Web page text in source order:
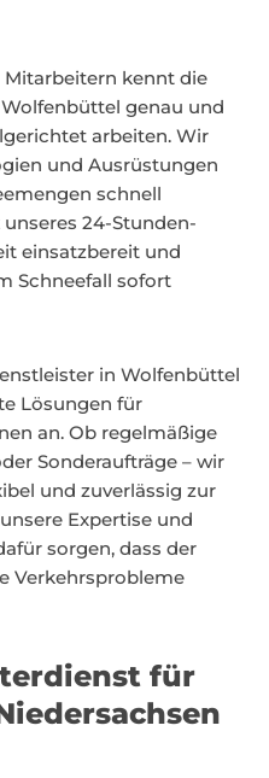
Mitarbeitern kennt die
genau und
arbeiten. Wir
und Ausrüstungen
schnell
24-Stunden-
einsatzbereit und
Schneefall sofort
in Wolfenbüttel
Lösungen für
an. Ob regelmäßige
Sonderaufträge – wir
und zuverlässig zur
Expertise und
sorgen, dass der
Verkehrsprobleme
für